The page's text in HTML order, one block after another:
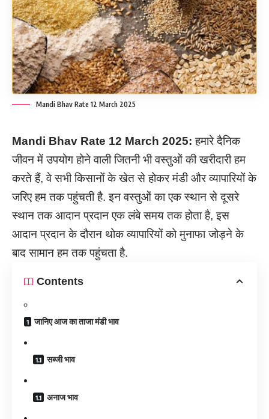
Mandi Bhav Rate 12 March 2025
Mandi Bhav Rate 12 March 2025: हमारे दैनिक
जीवन में उपयोग होने वाली जितनी भी वस्तुओं की खरीदारी हम
करते हैं, वे सभी किसानों के खेत से होकर मंडी और व्यापारियों के
जरिए हम तक पहुंचती है. इन वस्तुओं का एक स्थान से दूसरे
स्थान तक आदान प्रदान एक लंबे समय तक होता है, इस
आदान प्रदान के दौरान थोक व्यापारियों को मुनाफा जोड़ने के
बाद सामान हम तक पहुंचता है.
Contents
जानिए आज का ताजा मंडी भाव
सब्जी भाव
अनाज भाव